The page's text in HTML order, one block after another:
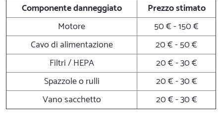
Componente danneggiato
Prezzo stimato
Motore
50 € - 150 €
Cavo di alimentazione
20 € - 50 €
Filtri / HEPA
20 € - 30 €
Spazzole o rulli
20 € - 30 €
Vano sacchetto
20 € - 30 €